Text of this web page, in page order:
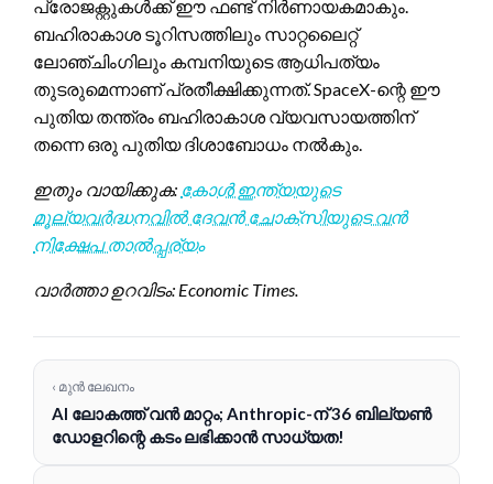
പ്രോജക്റ്റുകൾക്ക് ഈ ഫണ്ട് നിർണായകമാകും.
ബഹിരാകാശ ടൂറിസത്തിലും സാറ്റലൈറ്റ്
ലോഞ്ചിംഗിലും കമ്പനിയുടെ ആധിപത്യം
തുടരുമെന്നാണ് പ്രതീക്ഷിക്കുന്നത്. SpaceX-ന്റെ ഈ
പുതിയ തന്ത്രം ബഹിരാകാശ വ്യവസായത്തിന്
തന്നെ ഒരു പുതിയ ദിശാബോധം നൽകും.
ഇതും വായിക്കുക: കോൾ ഇന്ത്യയുടെ
മൂല്യവർദ്ധനവിൽ ദേവൻ ചോക്സിയുടെ വൻ
നിക്ഷേപ താൽപ്പര്യം
വാർത്താ ഉറവിടം: Economic Times.
‹ മുൻ ലേഖനം
AI ലോകത്ത് വൻ മാറ്റം; Anthropic-ന് 36 ബില്യൺ
ഡോളറിന്റെ കടം ലഭിക്കാൻ സാധ്യത!